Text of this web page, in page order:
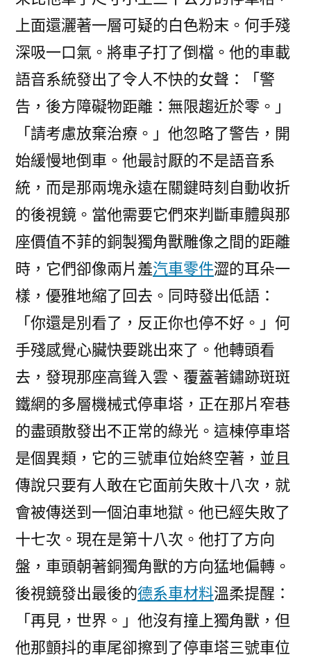
上面還灑著一層可疑的白色粉末。何手殘
深吸一口氣。將車子打了倒檔。他的車載
語音系統發出了令人不快的女聲：「警
告，後方障礙物距離：無限趨近於零。」
「請考慮放棄治療。」他忽略了警告，開
始緩慢地倒車。他最討厭的不是語音系
統，而是那兩塊永遠在關鍵時刻自動收折
的後視鏡。當他需要它們來判斷車體與那
座價值不菲的銅製獨角獸雕像之間的距離
時，它們卻像兩片羞汽車零件澀的耳朵一
樣，優雅地縮了回去。同時發出低語：
「你還是別看了，反正你也停不好。」何
手殘感覺心臟快要跳出來了。他轉頭看
去，發現那座高聳入雲、覆蓋著鏽跡斑斑
鐵網的多層機械式停車塔，正在那片窄巷
的盡頭散發出不正常的綠光。這棟停車塔
是個異類，它的三號車位始終空著，並且
傳說只要有人敢在它面前失敗十八次，就
會被傳送到一個泊車地獄。他已經失敗了
十七次。現在是第十八次。他打了方向
盤，車頭朝著銅獨角獸的方向猛地偏轉。
後視鏡發出最後的德系車材料溫柔提醒：
「再見，世界。」他沒有撞上獨角獸，但
他那顫抖的車尾卻擦到了停車塔三號車位